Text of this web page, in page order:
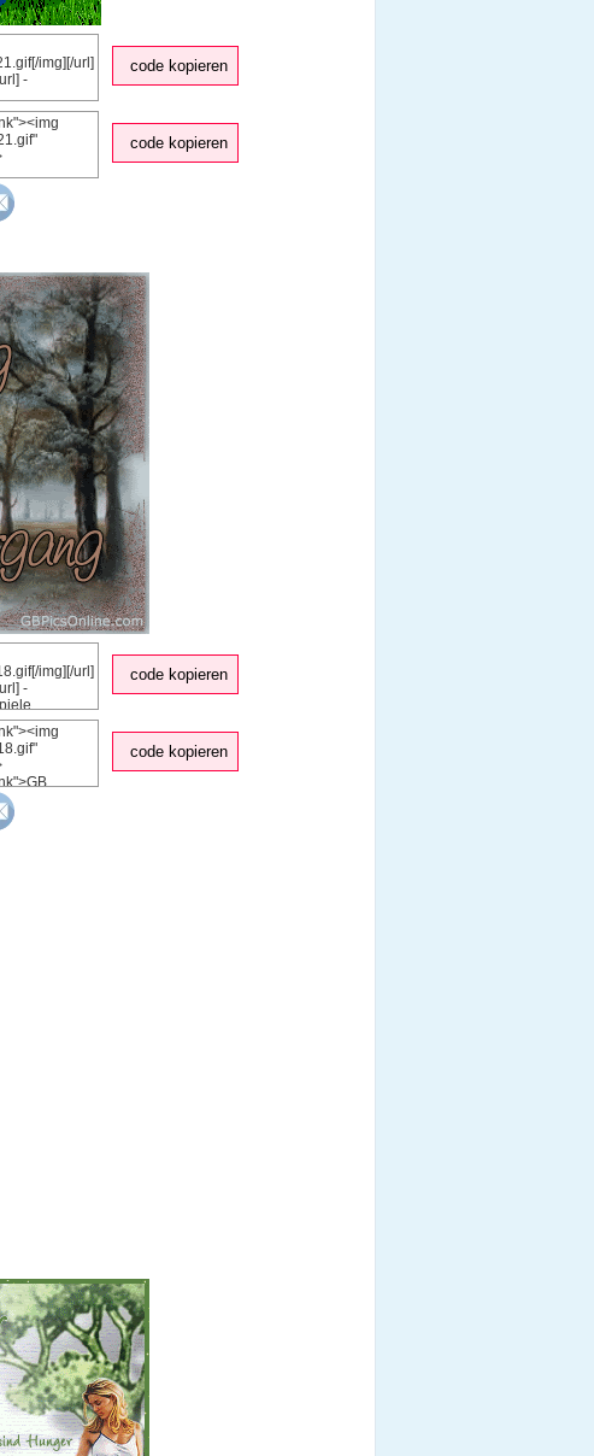
code kopieren
code kopieren
code kopieren
code kopieren